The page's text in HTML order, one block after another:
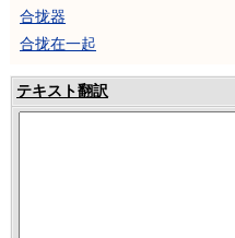
合拢器
合拢在一起
テキスト翻訳